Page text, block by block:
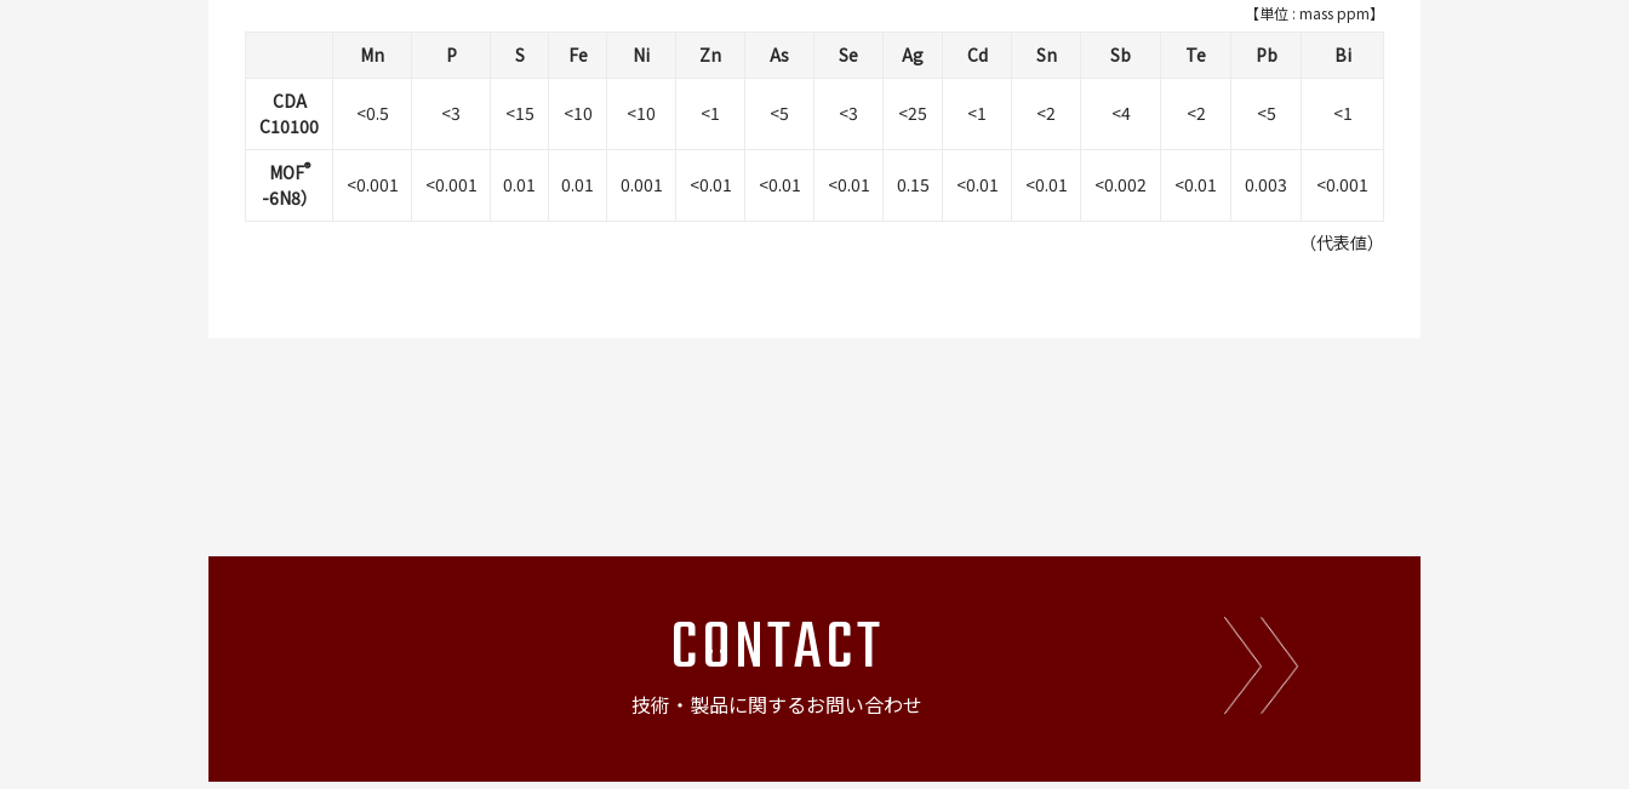
【単位 : mass ppm】
Mn P S Fe Ni Zn As Se Ag Cd Sn Sb Te Pb
Bi
CDA
C10100
<0.5 <3 <15 <10 <10 <1 <5 <3 <25 <1 <2 <4 <2 <5 <1
MOF®
-6N8）
<0.001 <0.001 0.01 0.01 0.001 <0.01 <0.01 <0.01 0.15 <0.01 <0.01 <0.002 <0.01 0.003 <0.001
（代表値）
CONTACT
技術・製品に関するお問い合わせ